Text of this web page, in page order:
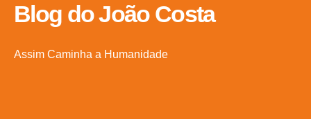
Blog do João Costa
Assim Caminha a Humanidade